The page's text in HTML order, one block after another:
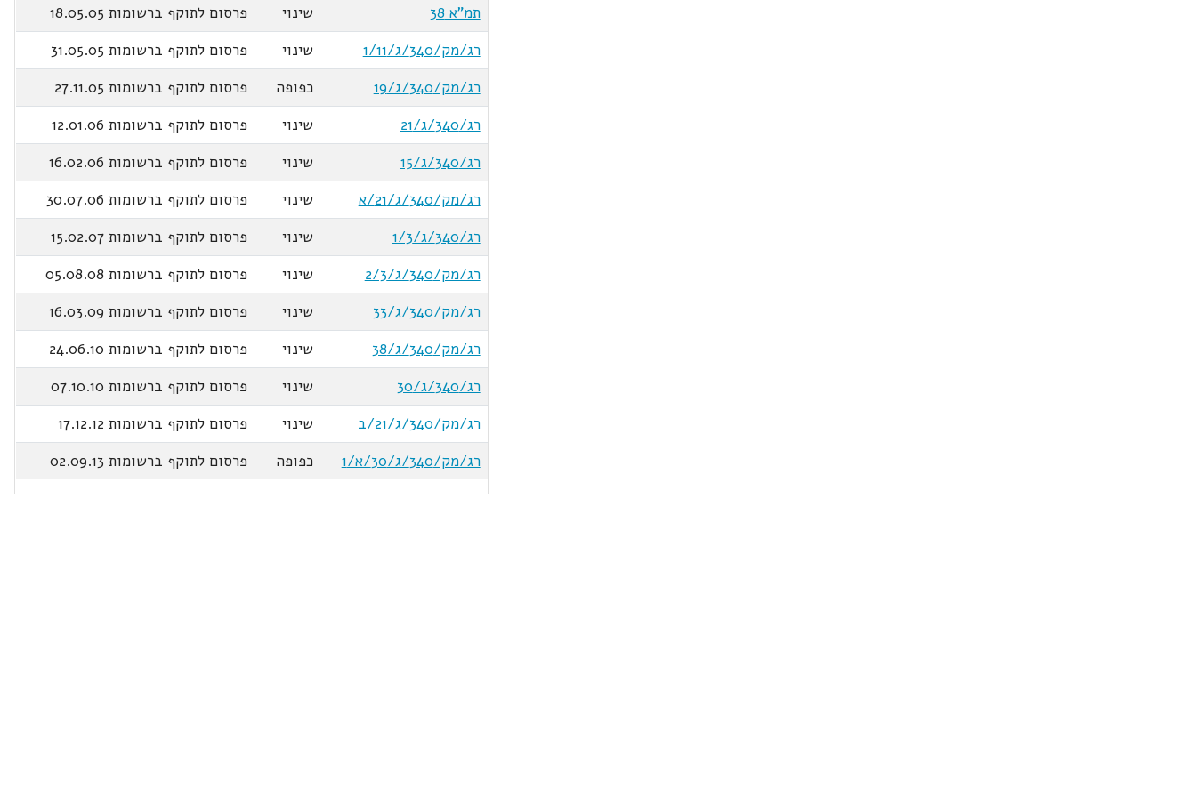
תמ"א 38
שינוי
פרסום לתוקף ברשומות 18.05.05
רג/מק/340/ג/1/11
שינוי
פרסום לתוקף ברשומות 31.05.05
רג/מק/340/ג/19
כפופה
פרסום לתוקף ברשומות 27.11.05
רג/340/ג/21
שינוי
פרסום לתוקף ברשומות 12.01.06
רג/340/ג/15
שינוי
פרסום לתוקף ברשומות 16.02.06
רג/מק/340/ג/21/א
שינוי
פרסום לתוקף ברשומות 30.07.06
רג/340/ג/1/3
שינוי
פרסום לתוקף ברשומות 15.02.07
רג/מק/340/ג/2/3
שינוי
פרסום לתוקף ברשומות 05.08.08
רג/מק/340/ג/33
שינוי
פרסום לתוקף ברשומות 16.03.09
רג/מק/340/ג/38
שינוי
פרסום לתוקף ברשומות 24.06.10
רג/340/ג/30
שינוי
פרסום לתוקף ברשומות 07.10.10
רג/מק/340/ג/21/ב
שינוי
פרסום לתוקף ברשומות 17.12.12
רג/מק/340/ג/30/א/1
כפופה פרסום לתוקף ברשומות 02.09.13